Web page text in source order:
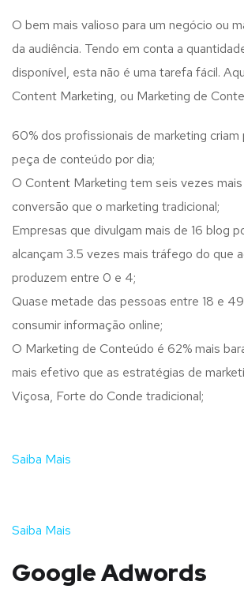
O bem mais valioso para um negócio ou
da audiência. Tendo em conta a
disponível, esta não é uma tarefa fácil.
Content Marketing, ou Marketing de
60% dos profissionais de marketing criam
peça de conteúdo por dia;
O Content Marketing tem seis vezes
conversão que o marketing tradicional;
Empresas que divulgam mais de 16 blog
alcançam 3.5 vezes mais tráfego do que
produzem entre 0 e 4;
Quase metade das pessoas entre 18 e
consumir informação online;
O Marketing de Conteúdo é 62% mais
mais efetivo que as estratégias de
Viçosa, Forte do Conde tradicional;
Saiba Mais
Saiba Mais
Google Adwords